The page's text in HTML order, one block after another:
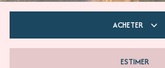
ACHETER
ESTIMER